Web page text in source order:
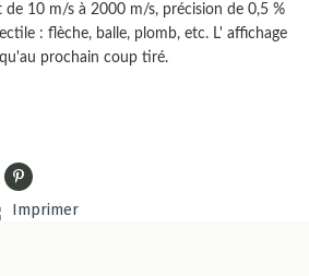
de 10 m/s à 2000 m/s, précision de 0,5 %
: flèche, balle, plomb, etc. L' affichage
prochain coup tiré.
Imprimer